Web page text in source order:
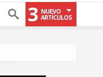
3 NUEVO
ARTÍCULOS